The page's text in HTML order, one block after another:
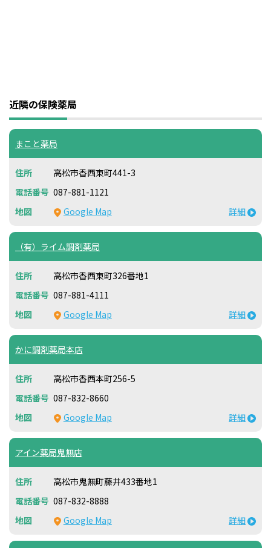
近隣の保険薬局
まこと薬局
高松市香西東町441-3
087-881-1121
Google Map
詳細
（有）ライム調剤薬局
高松市香西東町326番地1
087-881-4111
Google Map
詳細
かに調剤薬局本店
高松市香西本町256-5
087-832-8660
Google Map
詳細
アイン薬局鬼無店
高松市鬼無町藤井433番地1
087-832-8888
Google Map
詳細